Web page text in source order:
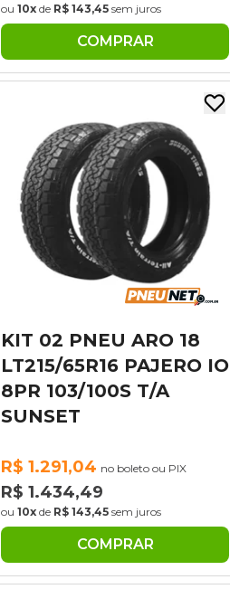
ou 10x de R$ 143,45 sem juros
COMPRAR
KIT 02 PNEU ARO 18
LT215/65R16 PAJERO IO
8PR 103/100S T/A
SUNSET
R$ 1.291,04 no boleto ou PIX
R$ 1.434,49
ou 10x de R$ 143,45 sem juros
COMPRAR